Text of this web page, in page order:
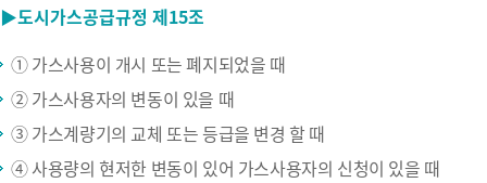
▶도시가스공급규정 제15조
① 가스사용이 개시 또는 폐지되었을 때
② 가스사용자의 변동이 있을 때
③ 가스계량기의 교체 또는 등급을 변경 할 때
④ 사용량의 현저한 변동이 있어 가스사용자의 신청이 있을 때